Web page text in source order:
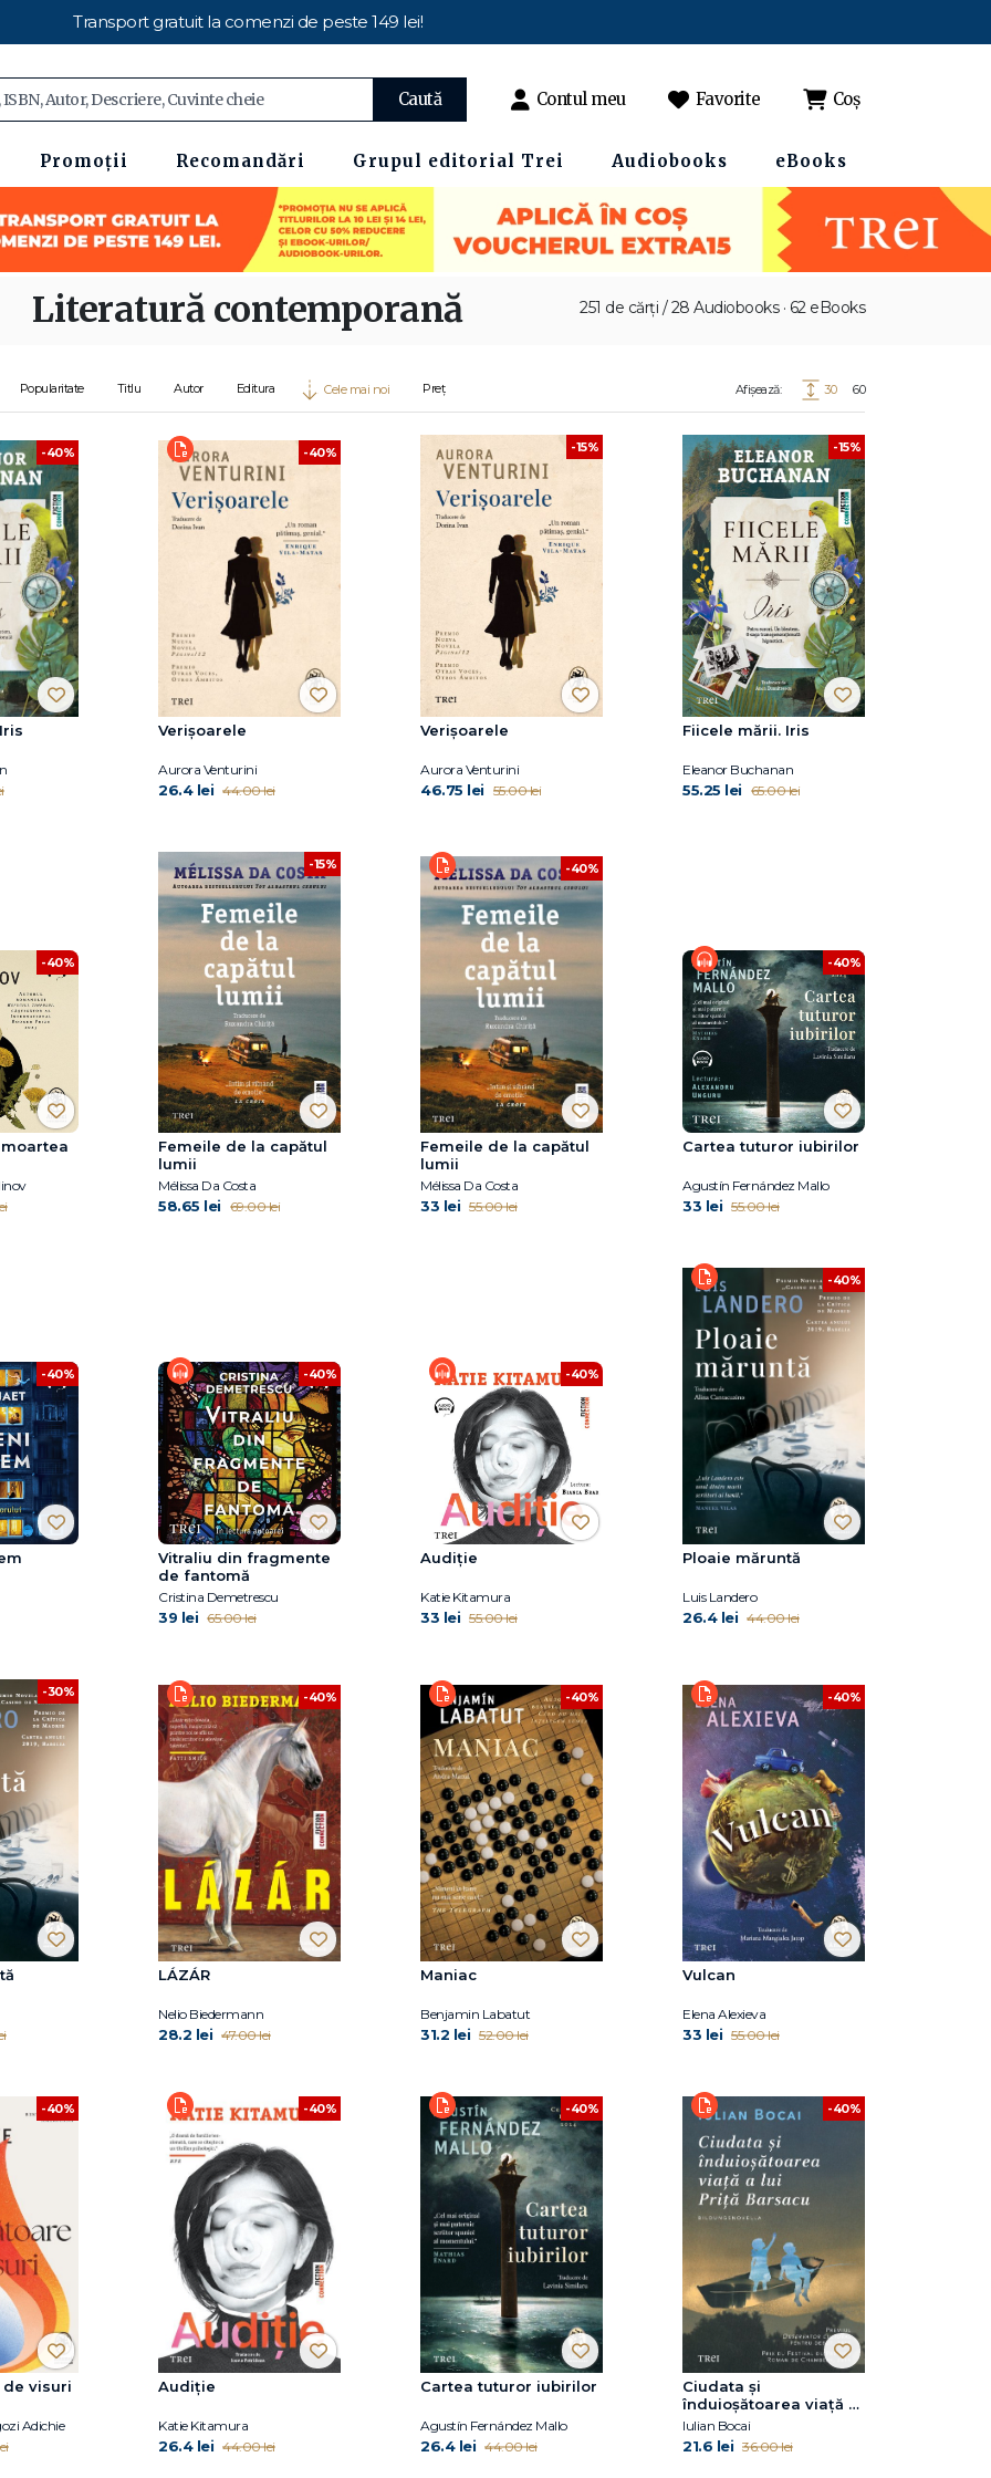
Transport gratuit la comenzi de peste 149 lei!
Caută Contul meu Favorite Coș
Promoții Recomandări Grupul editorial Trei Audiobooks eBooks
251 de cărți / 28 Audiobooks · 62 eBooks
Literatură contemporană
Popularitate Titlu Autor Editura Cele mai noi Preț Afișează: 30 60
-40% -40%
Verișoarele
Aurora Venturini
26.4 lei 44.00 lei
-15%
Verișoarele
Aurora Venturini
46.75 lei 55.00 lei
-15%
Fiicele mării. Iris
Eleanor Buchanan
55.25 lei 65.00 lei
-40%
-15%
Femeile de la capătul
lumii
Mélissa Da Costa
58.65 lei 69.00 lei
-40%
Femeile de la capătul
lumii
Mélissa Da Costa
33 lei 55.00 lei
-40%
Cartea tuturor iubirilor
Agustín Fernández Mallo
33 lei 55.00 lei
-40% -40%
Vitraliu din fragmente
de fantomă
Cristina Demetrescu
39 lei 65.00 lei
-40%
Audiție
Katie Kitamura
33 lei 55.00 lei
-40%
Ploaie măruntă
Luis Landero
26.4 lei 44.00 lei
-30% -40%
LÁZÁR
Nelio Biedermann
28.2 lei 47.00 lei
-40%
Maniac
Benjamin Labatut
31.2 lei 52.00 lei
-40%
Vulcan
Elena Alexieva
33 lei 55.00 lei
-40%
de visuri
Adichie
-40%
Audiție
Katie Kitamura
26.4 lei 44.00 lei
-40%
Cartea tuturor iubirilor
Agustín Fernández Mallo
26.4 lei 44.00 lei
-40%
Ciudata și
înduioșătoarea viață a
lui Priță Barsacu
Iulian Bocai
21.6 lei 36.00 lei